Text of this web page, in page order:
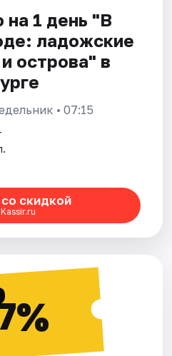
на 1 день "В
ладожские
острова" в
• 07:15
скидкой